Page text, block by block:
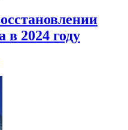
в 2024 году